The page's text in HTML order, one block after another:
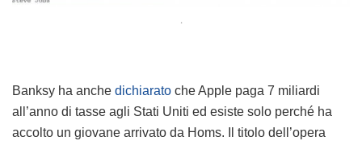
.
Banksy ha anche dichiarato che Apple paga 7 miliardi
all’anno di tasse agli Stati Uniti ed esiste solo perché ha
accolto un giovane arrivato da Homs. Il titolo dell’opera